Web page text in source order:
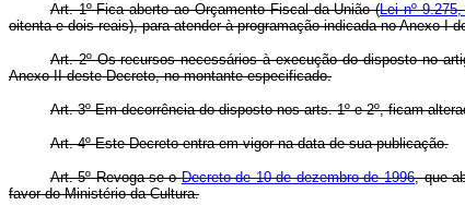
Art. 1º Fica aberto ao Orçamento Fiscal da União (Lei nº
oitenta e dois reais), para atender à programação indicada no Anexo I
Art. 2º Os recursos necessários à execução do disposto no
Anexo II deste Decreto, no montante especificado.
Art. 3º Em decorrência do disposto nos arts. 1º e 2º, ficam
Art. 4º Este Decreto entra em vigor na data de sua publicação.
Art. 5º Revoga-se oDecreto de 10 de dezembro de 1996, que
favor do Ministério da Cultura.